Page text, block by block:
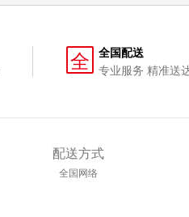
全
全国配送
专业服务 精准送
配送方式
全国网络